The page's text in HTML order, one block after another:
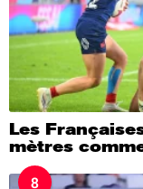
Les
mètres
8